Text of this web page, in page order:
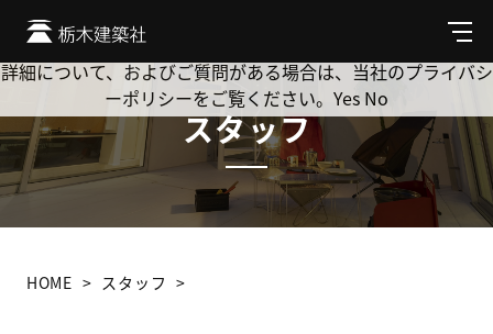
メ
ニ
ュ
スタッフ
HOME スタッフ
Cookie を使用して、お客様の活動を追跡してもよろしいです
か? 当社ではお客様のプライバシーを極めて重視しています。
詳細について、およびご質問がある場合は、当社のプライバシ
ーポリシーをご覧ください。 Yes No